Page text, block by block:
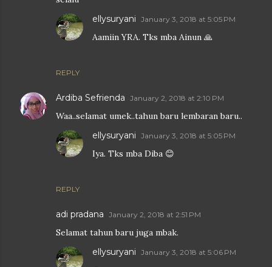
REPLY
ellysuryani January 3, 2018 at 5:05 PM
Aamiin YRA. Tks mba Ainun 🙏
Ardiba Sefrienda January 2, 2018 at 2:10 PM
Waa..selamat umek..tahun baru lembaran baru..
REPLY
ellysuryani January 3, 2018 at 5:05 PM
Iya. Tks mba Diba 😊
adi pradana January 2, 2018 at 2:51 PM
Selamat tahun baru juga mbak.
ellysuryani January 3, 2018 at 5:06 PM